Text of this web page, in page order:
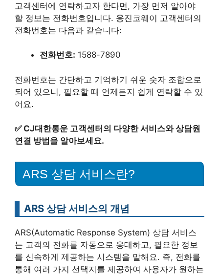
고객센터에 연락하고자 한다면, 가장 먼저 알아야
할 정보는 전화번호입니다. 웅진코웨이 고객센터의
전화번호는 다음과 같습니다:
전화번호: 1588-7890
전화번호는 간단하고 기억하기 쉬운 숫자 조합으로
되어 있으니, 필요할 때 언제든지 쉽게 연락할 수 있
어요.
✅ CJ대한통운 고객센터의 다양한 서비스와 상담원
연결 방법을 알아보세요.
ARS 상담 서비스란?
ARS 상담 서비스의 개념
ARS(Automatic Response System) 상담 서비스
는 고객의 전화를 자동으로 응대하고, 필요한 정보
를 신속하게 제공하는 시스템을 말해요. 즉, 전화를
통해 여러 가지 선택지를 제공하여 사용자가 원하는